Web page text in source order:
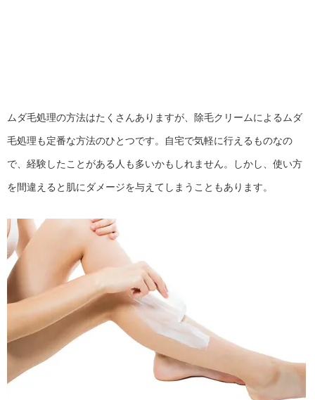
ムダ毛処理の方法はたくさんありますが、除毛クリームによるムダ
毛処理も定番な方法のひとつです。自宅で気軽に行えるものなの
で、経験したことがある人も多いかもしれません。しかし、使い方
を間違えると肌にダメージを与えてしまうこともあります。